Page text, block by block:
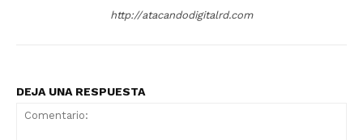
http://atacandodigitalrd.com
DEJA UNA RESPUESTA